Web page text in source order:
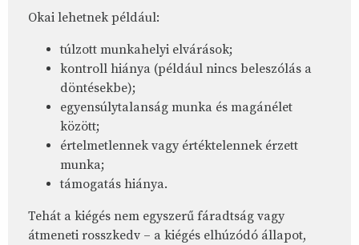
Okai lehetnek például:
túlzott munkahelyi elvárások;
kontroll hiánya (például nincs beleszólás a
döntésekbe);
egyensúlytalanság munka és magánélet
között;
értelmetlennek vagy értéktelennek érzett
munka;
támogatás hiánya.
Tehát a kiégés nem egyszerű fáradtság vagy
átmeneti rosszkedv – a kiégés elhúzódó állapot,